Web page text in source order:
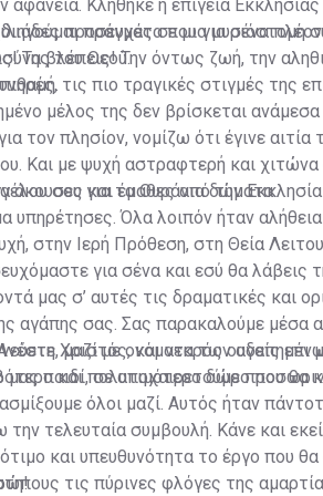
Κλήθηκε η επίγεια
προσευχές σε μια μυριόστομη
του Θεού.
πράγματα που για σένα
Τα βλέπεις! Την όντως ζωή, την
τις πιο τραγικές στιγμές της
μέλος της δεν βρίσκεται ανάμεσα
τον πλησίον, νομίζω ότι έγινε αιτία
Και με ψυχή αστραφτερή και χιτώνα
σου για τα Ουράνια δώματα.
άκουσες και έμαθες από την
υπηρέτησες. Όλα λοιπόν ήταν
στην Ιερή Πρόθεση, στη Θεία
για σένα και εσύ θα λάβεις
μας σ’ αυτές τις δραματικές και
αγάπης σας. Σας παρακαλούμε μέσα
μαζί με ονόματα των
και πολυτιμότερο δώρο που θα
Χριστός, και νεκρός ουδείς επι
παιδί, σε αποχαιρετούμε
όλοι μαζί. Αυτός ήταν
τελευταία συμβουλή. Κάνε και
και υπευθυνότητα το έργο που θα
τις πύρινες φλόγες της